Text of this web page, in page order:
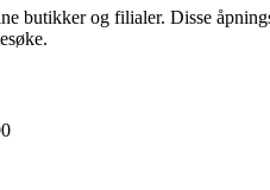
butikker og filialer. Disse